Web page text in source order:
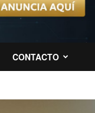
CONTACTO